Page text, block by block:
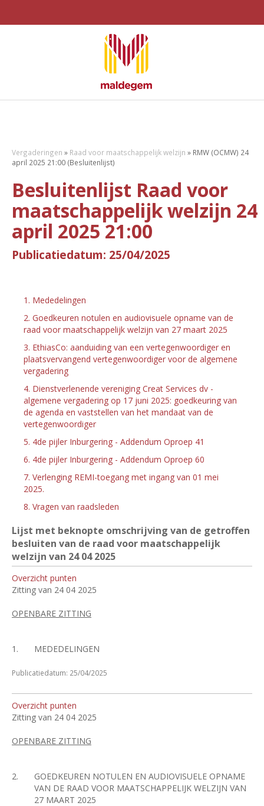
Vergaderingen » Raad voor maatschappelijk welzijn » RMW (OCMW) 24
april 2025 21:00 (Besluitenlijst)
Besluitenlijst Raad voor
maatschappelijk welzijn 24
april 2025 21:00
Publicatiedatum: 25/04/2025
1. Mededelingen
2. Goedkeuren notulen en audiovisuele opname van de
raad voor maatschappelijk welzijn van 27 maart 2025
3. EthiasCo: aanduiding van een vertegenwoordiger en
plaatsvervangend vertegenwoordiger voor de algemene
vergadering
4. Dienstverlenende vereniging Creat Services dv -
algemene vergadering op 17 juni 2025: goedkeuring van
de agenda en vaststellen van het mandaat van de
vertegenwoordiger
5. 4de pijler Inburgering - Addendum Oproep 41
6. 4de pijler Inburgering - Addendum Oproep 60
7. Verlenging REMI-toegang met ingang van 01 mei
2025.
8. Vragen van raadsleden
Lijst met beknopte omschrijving van de getroffen
besluiten van de raad voor maatschappelijk
welzijn van 24 04 2025
Overzicht punten
Zitting van 24 04 2025
OPENBARE ZITTING
1. MEDEDELINGEN
Publicatiedatum: 25/04/2025
Overzicht punten
Zitting van 24 04 2025
OPENBARE ZITTING
2.
GOEDKEUREN NOTULEN EN AUDIOVISUELE OPNAME
VAN DE RAAD VOOR MAATSCHAPPELIJK WELZIJN VAN
27 MAART 2025